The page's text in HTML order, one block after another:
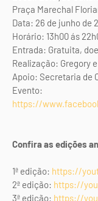
Praça Marechal
Data: 26 de junho de
Horário: 13h00 ás
Entrada: Gratuita,
Realização: Gregory
Apoio: Secretaria de
Evento:
https://
Confira as edições
1ª edição: https://
2ª edição: https://
3ª edição: https://